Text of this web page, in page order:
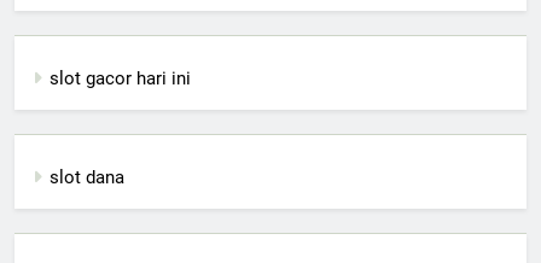
slot gacor hari ini
slot dana